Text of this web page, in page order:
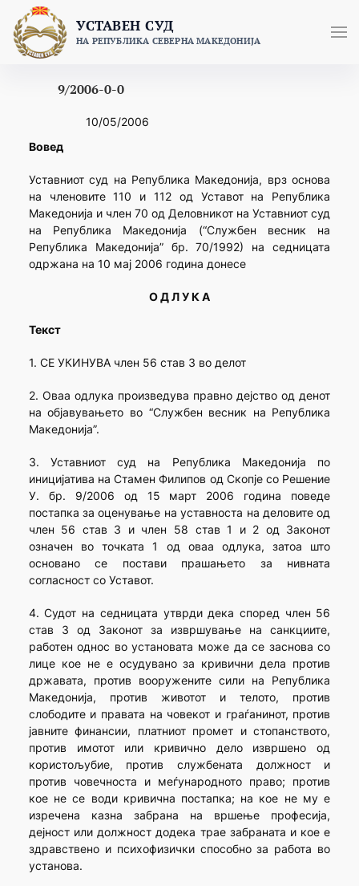
content
УСТАВЕН СУД
НА РЕПУБЛИКА СЕВЕРНА МАКЕДОНИЈА
9/2006-0-0
10/05/2006
Вовед
Уставниот суд на Република Македонија, врз основа
на членовите 110 и 112 од Уставот на Република
Македонија и член 70 од Деловникот на Уставниот суд
на Република Македонија (“Службен весник на
Република Македонија” бр. 70/1992) на седницата
одржана на 10 мај 2006 година донесе
О Д Л У К А
Текст
1. СЕ УКИНУВА член 56 став 3 во делот
2. Оваа одлука произведува правно дејство од денот
на објавувањето во “Службен весник на Република
Македонија”.
3. Уставниот суд на Република Македонија по
иницијатива на Стамен Филипов од Скопје со Решение
У. бр. 9/2006 од 15 март 2006 година поведе
постапка за оценување на уставноста на деловите од
член 56 став 3 и член 58 став 1 и 2 од Законот
означен во точката 1 од оваа одлука, затоа што
основано се постави прашањето за нивната
согласност со Уставот.
4. Судот на седницата утврди дека според член 56
став 3 од Законот за извршување на санкциите,
работен однос во установата може да се заснова со
лице кое не е осудувано за кривични дела против
државата, против вооружените сили на Република
Македонија, против животот и телото, против
слободите и правата на човекот и граѓанинот, против
јавните финансии, платниот промет и стопанството,
против имотот или кривично дело извршено од
користољубие, против службената должност и
против човечноста и меѓународното право; против
кое не се води кривична постапка; на кое не му е
изречена казна забрана на вршење професија,
дејност или должност додека трае забраната и кое е
здравствено и психофизички способно за работа во
установа.